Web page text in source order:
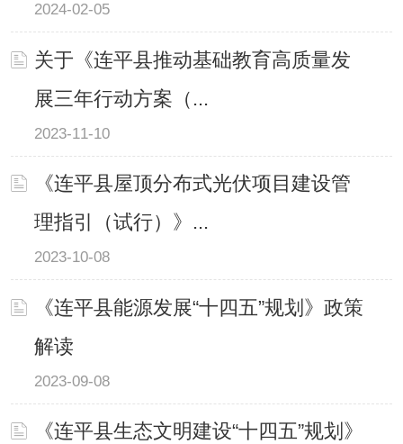
2024-02-05
关于《连平县推动基础教育高质量发
展三年行动方案（...
2023-11-10
《连平县屋顶分布式光伏项目建设管
理指引（试行）》...
2023-10-08
《连平县能源发展“十四五”规划》政策
解读
2023-09-08
《连平县生态文明建设“十四五”规划》